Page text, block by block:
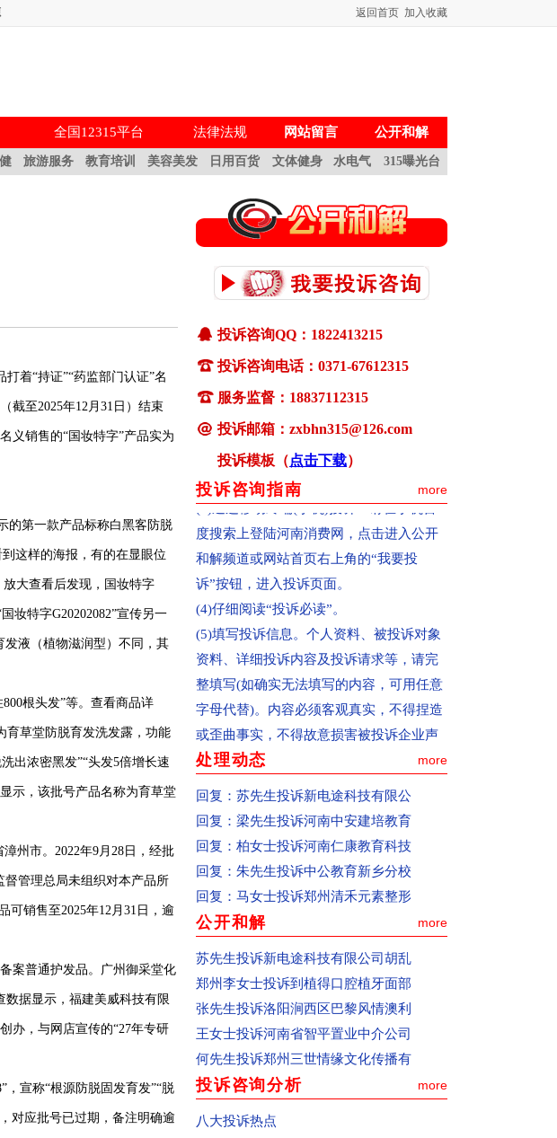
返回首页 加入收藏
全国12315平台 法律法规 网站留言 公开和解
旅游服务 教育培训 美容美发 日用百货 文体健身 水电气 315曝光台
着“持证”“药监部门认证”名
截至2025年12月31日）结束
义销售的“国妆特字”产品实为
的第一款产品标称白黑客防脱
这样的海报，有的在显眼位
放大查看后发现，国妆特字
妆特字G20202082”宣传另一
发液（植物滋润型）不同，其
根头发”等。查看商品详
育草堂防脱育发洗发露，功能
出浓密黑发”“头发5倍增长速
示，该批号产品名称为育草堂
州市。2022年9月28日，经批
管理总局未组织对本产品所
可销售至2025年12月31日，逾
案普通护发品。广州御采堂化
据显示，福建美威科技有限
办，与网店宣传的“27年专研
宣称“根源防脱固发育发”“脱
对应批号已过期，备注明确逾
投诉咨询QQ：1822413215
投诉咨询电话：0371-67612315
服务监督：18837112315
投诉邮箱：zxbhn315@126.com
投诉模板（点击下载）
投诉咨询指南 more
一、如何投诉
以向河南消费网适时投诉。
(2)通过pc终端(电脑)投诉：确认您选择的
是中国消费者报主办的河南消费网
(www.hnxfw.org.cn)，点击进入公开和解频
进入投诉页面。
(3)通过移动终端(手机)投诉：请在手机百
证据，请通过传真或网页上传的方式提
交。(注：如果投诉内容较多，请先在文档
上写清楚再复制粘贴到投诉页面上，避免
因页面打开时间过长使页面过期，导致投
诉信息提交不成功)。
(6)提交投诉。点击页面下方“提交”按钮，
如果页面中间出现一个“你的资料已提交！
在审核中”的对话框，表示你的投诉已经提
交成功。(注：已提交的投诉信息不同步在
页面上显示)
二、投诉人联系方式的重要性
联系电话和电子邮箱是网站与您联系的重
要途径，请您在投诉时必须填写真实的，
而且是常用的联系电话和电子邮箱，以便
网站及时向您核实相关信息，反馈投诉处
处理动态 more
回复： 苏先生投诉新电途科技有限公
回复： 梁先生投诉河南中安建培教育
回复： 柏女士投诉河南仁康教育科技
回复： 朱先生投诉中公教育新乡分校
回复： 马女士投诉郑州清禾元素整形
公开和解 more
苏先生投诉新电途科技有限公司胡乱
郑州李女士投诉到植得口腔植牙面部
张先生投诉洛阳涧西区巴黎风情澳利
王女士投诉河南省智平置业中介公司
何先生投诉郑州三世情缘文化传播有
投诉咨询分析 more
八大投诉热点